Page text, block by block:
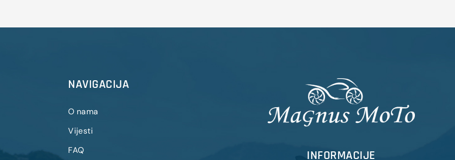
NAVIGACIJA
O nama
Vijesti
FAQ
INFORMACIJE